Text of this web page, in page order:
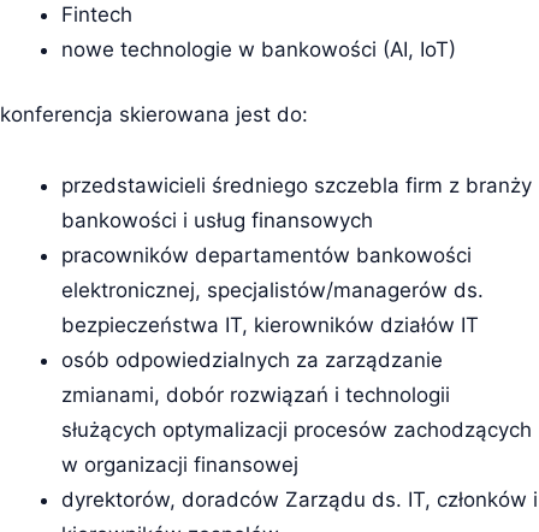
Fintech
nowe technologie w bankowości (AI, IoT)
konferencja skierowana jest do:
przedstawicieli średniego szczebla firm z branży
bankowości i usług finansowych
pracowników departamentów bankowości
elektronicznej, specjalistów/managerów ds.
bezpieczeństwa IT, kierowników działów IT
osób odpowiedzialnych za zarządzanie
zmianami, dobór rozwiązań i technologii
służących optymalizacji procesów zachodzących
w organizacji finansowej
dyrektorów, doradców Zarządu ds. IT, członków i